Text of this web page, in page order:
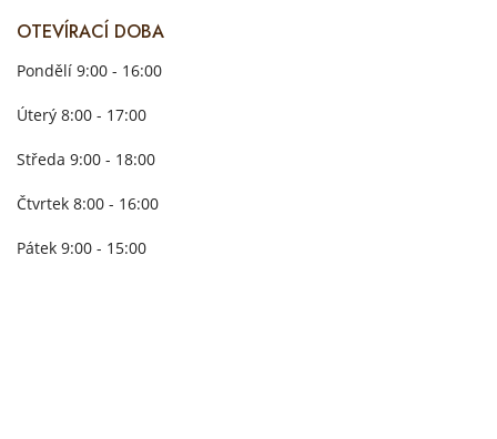
OTEVÍRACÍ DOBA
Pondělí 9:00 - 16:00
Úterý 8:00 - 17:00
Středa 9:00 - 18:00
Čtvrtek 8:00 - 16:00
Pátek 9:00 - 15:00